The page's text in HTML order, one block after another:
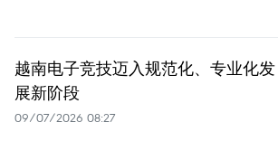
越南电子竞技迈入规范化、专业化发
展新阶段
09/07/2026 08:27